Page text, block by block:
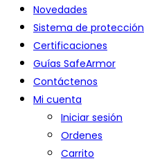
Novedades
Sistema de protección
Certificaciones
Guías SafeArmor
Contáctenos
Mi cuenta
Iniciar sesión
Ordenes
Carrito